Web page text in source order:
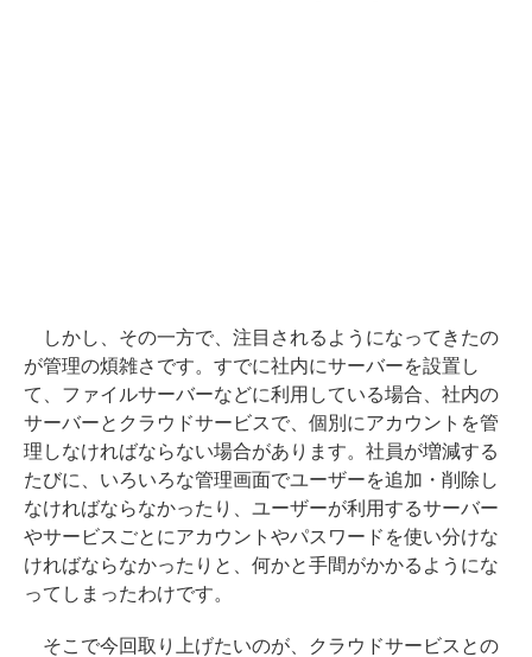
しかし、その一方で、注目されるようになってきたの
が管理の煩雑さです。すでに社内にサーバーを設置し
て、ファイルサーバーなどに利用している場合、社内の
サーバーとクラウドサービスで、個別にアカウントを管
理しなければならない場合があります。社員が増減する
たびに、いろいろな管理画面でユーザーを追加・削除し
なければならなかったり、ユーザーが利用するサーバー
やサービスごとにアカウントやパスワードを使い分けな
ければならなかったりと、何かと手間がかかるようにな
ってしまったわけです。
そこで今回取り上げたいのが、クラウドサービスとの